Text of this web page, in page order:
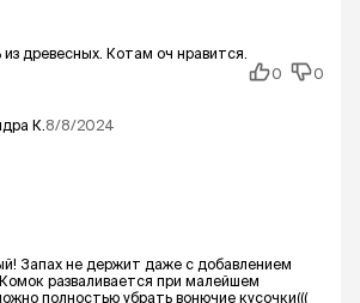
древесных. Котам оч нравится.
0
0
К. 8/8/2024
Запах не держит даже с добавлением
разваливается при малейшем
полностью убрать вонючие кусочки(((